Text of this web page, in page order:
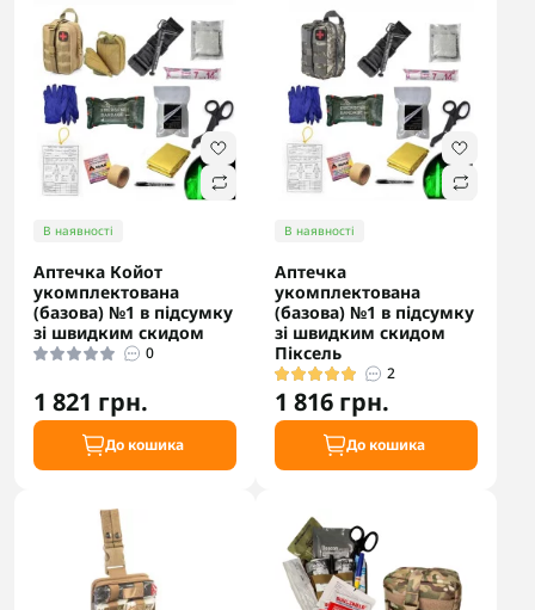
В наявності
Аптечка Койот
укомплектована
(базова) №1 в підсумку
зі швидким скидом
0
1 821 грн.
До кошика
В наявності
Аптечка
укомплектована
(базова) №1 в підсумку
зі швидким скидом
Піксель
2
1 816 грн.
До кошика